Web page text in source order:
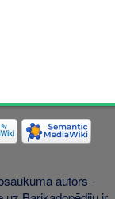
autors -